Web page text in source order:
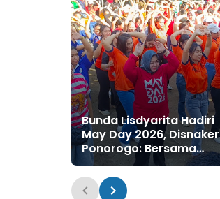
Bunda Lisdyarita Hadiri
May Day 2026, Disnaker
Ponorogo: Bersama
Mewujudkan Kemajuan
Industri dan
Kesejahteraan Pekerja